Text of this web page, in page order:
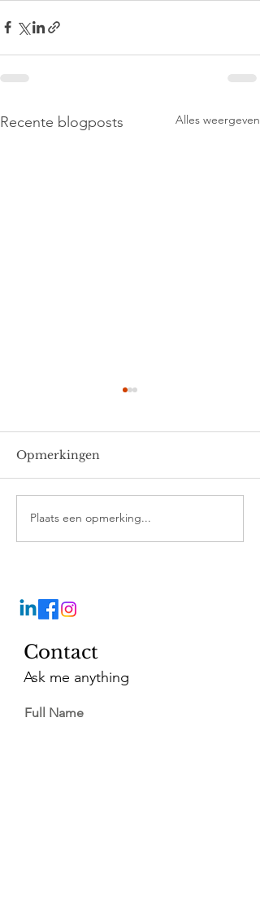
Recente blogposts Alles weergeven
Opmerkingen
Plaats een opmerking...
Contact
Ask me anything
Full Name